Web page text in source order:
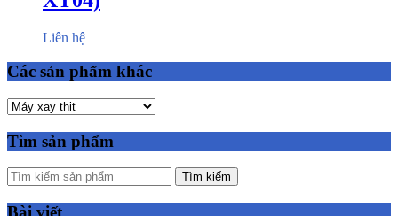
Liên hệ
Các sản phẩm khác
Tìm sản phẩm
Tìm kiếm
Bài viết